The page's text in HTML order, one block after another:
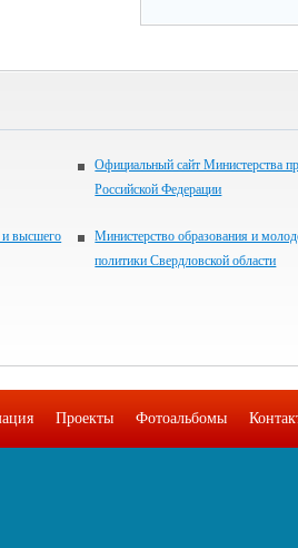
Официальный сайт Министерства
Российской Федерации
и высшего
Министерство образования и
политики Свердловской области
Проекты Фотоальбомы